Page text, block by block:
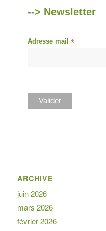
--> Newsletter
Adresse mail *
ARCHIVE
juin 2026
mars 2026
février 2026